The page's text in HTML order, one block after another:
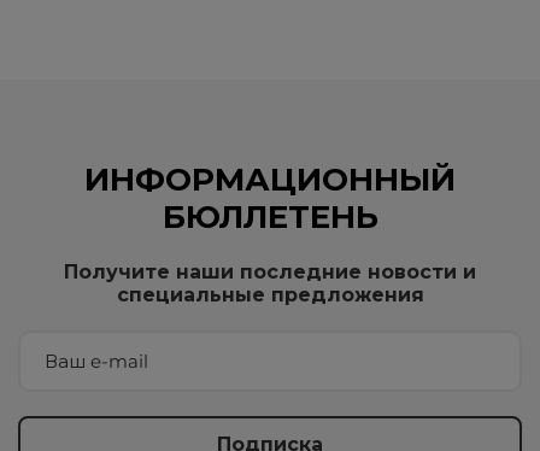
ИНФОРМАЦИОННЫЙ
БЮЛЛЕТЕНЬ
Получите наши последние новости и
специальные предложения